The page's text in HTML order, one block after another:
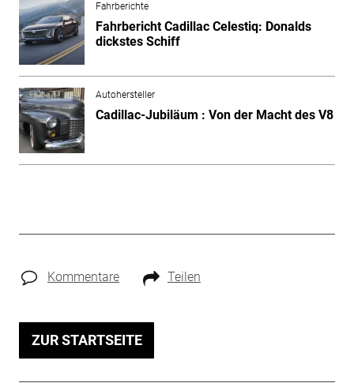
Fahrberichte
Fahrbericht Cadillac Celestiq: Donalds
dickstes Schiff
Autohersteller
Cadillac-Jubiläum : Von der Macht des V8
Kommentare Teilen
ZUR STARTSEITE